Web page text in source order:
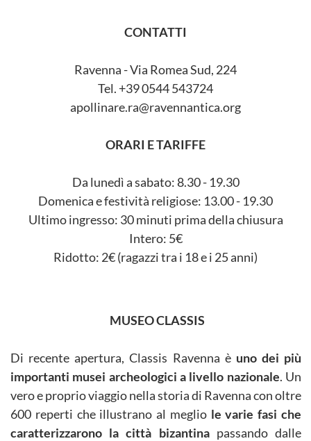
CONTATTI
Ravenna - Via Romea Sud, 224
Tel. +39 0544 543724
apollinare.ra@ravennantica.org
ORARI E TARIFFE
Da lunedì a sabato: 8.30 - 19.30
Domenica e festività religiose: 13.00 - 19.30
Ultimo ingresso: 30 minuti prima della chiusura
Intero: 5€
Ridotto: 2€ (ragazzi tra i 18 e i 25 anni)
MUSEO CLASSIS
Di recente apertura, Classis Ravenna è uno dei più
importanti musei archeologici a livello nazionale. Un
vero e proprio viaggio nella storia di Ravenna con oltre
600 reperti che illustrano al meglio le varie fasi che
caratterizzarono la città bizantinapassando dalle